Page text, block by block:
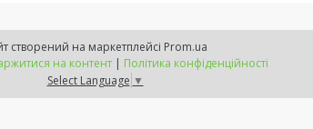
створений на маркетплейсі Prom.ua
на контент | Політика конфіденційності
Select Language ▼